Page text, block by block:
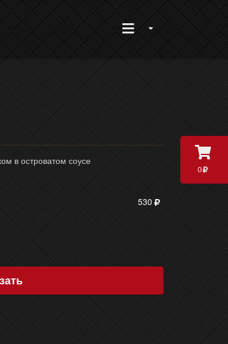
0
в островатом соусе
530